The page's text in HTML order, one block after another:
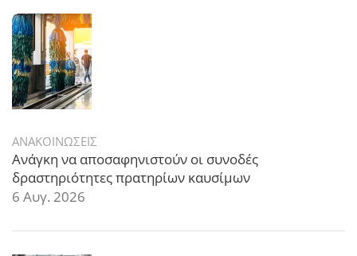
ΑΝΑΚΟΙΝΩΣΕΙΣ
Ανάγκη να αποσαφηνιστούν οι συνοδές
δραστηριότητες πρατηρίων καυσίμων
6 Αυγ. 2026